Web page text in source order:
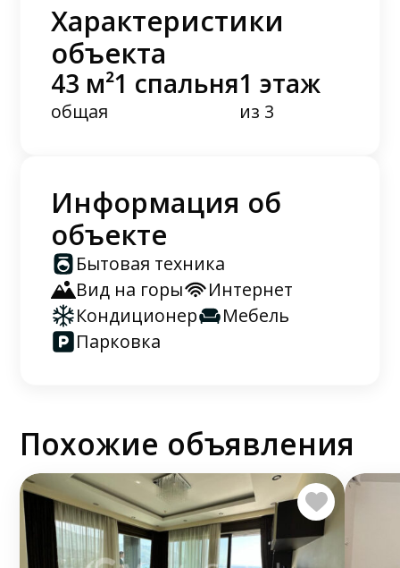
Характеристики
объекта
43 м²
общая
1 спальня1 этаж
из 3
Информация об
объекте
Бытовая техника
Вид на горы
Интернет
Кондиционер
Мебель
Парковка
Похожие объявления